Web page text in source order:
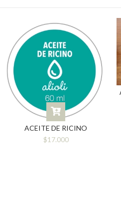
ACEITE DE RICINO
$17.000